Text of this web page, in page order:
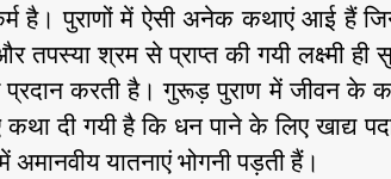
है। पुराणों में ऐसी अनेक कथाएं आई हैं
तपस्या श्रम से प्राप्त की गयी लक्ष्मी ही
करती है। गुरूड़ पुराण में जीवन के
दी गयी है कि धन पाने के लिए खाद्य
यातनाएं भोगनी पड़ती हैं।